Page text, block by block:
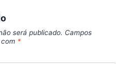
será publicado. Campos
*